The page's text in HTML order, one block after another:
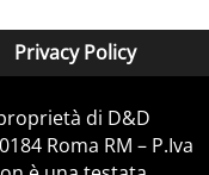
Privacy Policy
di D&D
Roma RM – P.Iva